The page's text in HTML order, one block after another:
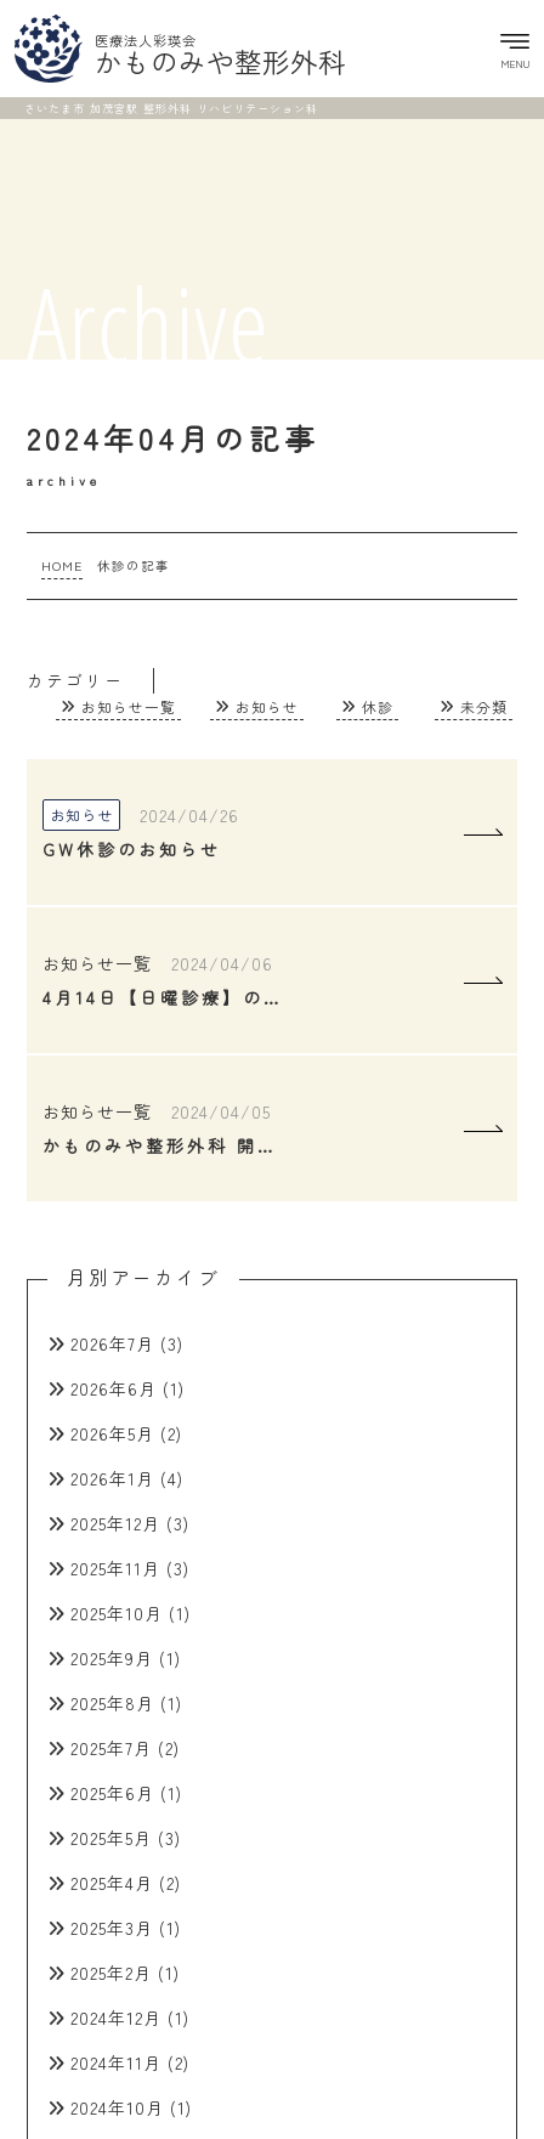
さいたま市 加茂宮駅 整形外科 リハビリテーション科
医療法人彩瑛会
かものみや整形外科 MENU
Archive
2024年04月の記事
archive
HOME 休診の記事
カテゴリー
お知らせ一覧 お知らせ 休診 未分類
お知らせ
2024/04/26
GW休診のお知らせ
お知らせ一覧
2024/04/06
4月14日【日曜診療】のお知らせ
お知らせ一覧
2024/04/05
かものみや整形外科 開院２周年
月別アーカイブ
2026年7月 (3)
2026年6月 (1)
2026年5月 (2)
2026年1月 (4)
2025年12月 (3)
2025年11月 (3)
2025年10月 (1)
2025年9月 (1)
2025年8月 (1)
2025年7月 (2)
2025年6月 (1)
2025年5月 (3)
2025年4月 (2)
2025年3月 (1)
2025年2月 (1)
2024年12月 (1)
2024年11月 (2)
2024年10月 (1)